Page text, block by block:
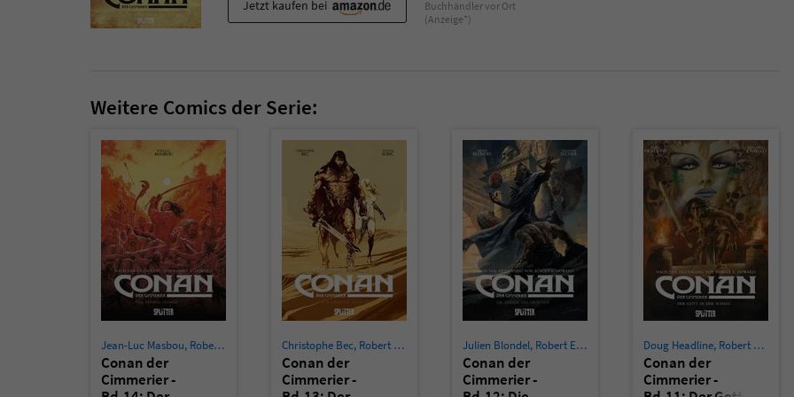
Jetzt kaufen bei
Buchhändler vor Ort
(Anzeige*)
Weitere Comics der Serie:
Jean-Luc Masbou, Robert E. Howard Jean-Luc Masbou
Conan der
Cimmerier -
Christophe Bec, Robert E. Howard Stevan Subic
Conan der
Cimmerier -
Julien Blondel, Robert E. Howard Valentin Sécher
Conan der
Cimmerier -
Doug Headline, Robert E. Howard
Conan der
Cimmerier -